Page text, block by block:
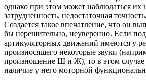
однако при этом может наблюдаться их
затрудненность, недостаточная
Создается такое впечатление, что он
бы нерешительно, неуверенно. Если
артикуляторных движений имеются у
произносящего некоторые звуки
произношение Ш и Ж), то в этом случае
наличие у него моторной